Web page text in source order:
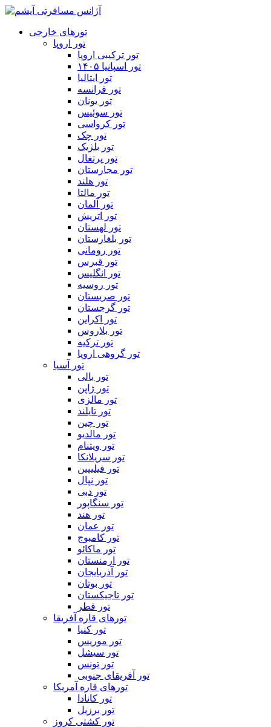
تورهای خارجی
تور اروپا
تور ترکیبی اروپا
تور اسپانیا ۱۴۰۵
تور ایتالیا
تور فرانسه
تور یونان
تور سوئیس
تور کرواسی
تور چک
تور بلژیک
تور پرتغال
تور مجارستان
تور هلند
تور مالتا
تور آلمان
تور اتریش
تور لهستان
تور بلغارستان
تور رومانی
تور قبرس
تور انگلیس
تور روسیه
تور صربستان
تور گرجستان
تور اکراین
تور بلاروس
تور ترکیه
تور گروهی اروپا
تور آسیا
تور بالی
تور ژاپن
تور مالزی
تور تایلند
تور چین
تور مالدیو
تور ویتنام
تور سریلانکا
تور فیلیپین
تور نپال
تور دبی
تور سنگاپور
تور هند
تور عمان
تور کامبوج
تور ماکائو
تور ارمنستان
تور آذربایجان
تور بوتان
تور تاجیکستان
تور قطر
تورهای قاره آفریقا
تور کنیا
تور موریس
تور سیشل
تور تونس
تور آفریقای جنوبی
تورهای قاره آمریکا
تور کانادا
تور برزیل
تور کشتی کروز